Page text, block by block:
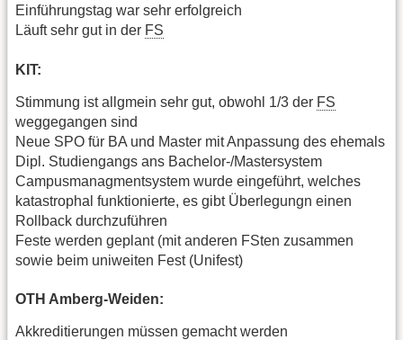
Einführungstag war sehr erfolgreich
Läuft sehr gut in der FS
KIT:
Stimmung ist allgmein sehr gut, obwohl 1/3 der FS
weggegangen sind
Neue SPO für BA und Master mit Anpassung des ehemals
Dipl. Studiengangs ans Bachelor-/Mastersystem
Campusmanagmentsystem wurde eingeführt, welches
katastrophal funktionierte, es gibt Überlegungn einen
Rollback durchzuführen
Feste werden geplant (mit anderen FSten zusammen
sowie beim uniweiten Fest (Unifest)
OTH Amberg-Weiden:
Akkreditierungen müssen gemacht werden